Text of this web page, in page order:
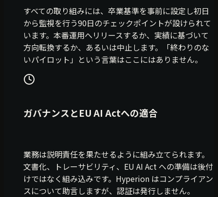
すべての取り組みには、卒業基準を事前に設定し初日
から監視を行う90日のチェックポイントが設けられて
います。本番運用へリリースするか、実績に基づいて
方向転換するか、あるいは中止します。「終わりのな
いパイロット」という言葉はここにはありません。
ガバナンスとEU AI Actへの適合
業務は説明責任を果たせるように組み立てられます。
文書化、トレーサビリティ、EU AI Act への準備は後付
けではなく組み込みです。Hyperion はコンプライアン
スについて助言しますが、認証は発行しません。